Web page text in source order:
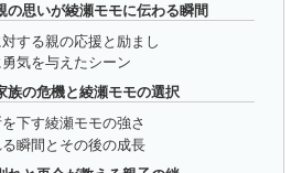
の思いが綾瀬モモに伝わる瞬間
する親の応援と励まし
気を与えたシーン
族の危機と綾瀬モモの選択
下す綾瀬モモの強さ
瞬間とその後の成長